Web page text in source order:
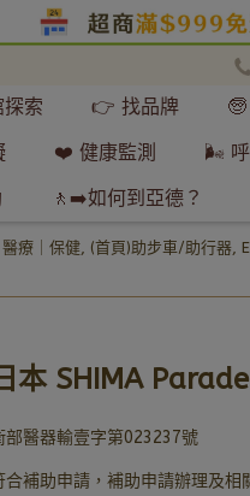
索 👉 找品牌
❤️ 健康監測 🌬 呼
🚶‍➡️如何到亞德？
醫療｜保健, (首頁)助步車/助行器,
本 SHIMA
部醫器輸壹字第023237號
合補助申請，補助申請辦理及